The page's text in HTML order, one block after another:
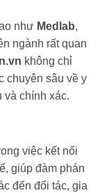
như Medlab,
ngành rất quan
không chỉ
chuyên sâu về y
và chính xác.
việc kết nối
giúp đàm phán
đến đối tác, gia